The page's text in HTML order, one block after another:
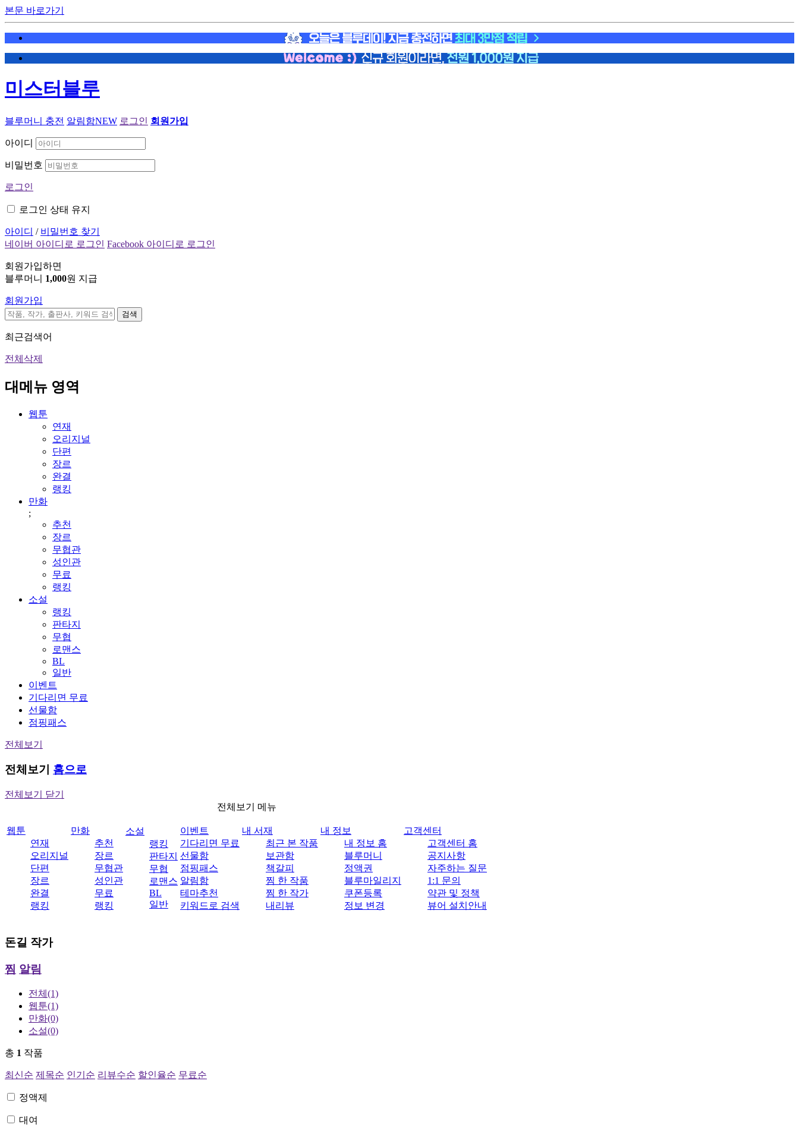
본문 바로가기
미스터블루
블루머니 충전 알림함NEW 로그인 회원가입
아이디
비밀번호
로그인
로그인 상태 유지
아이디 / 비밀번호 찾기
네이버 아이디로 로그인 Facebook 아이디로 로그인
회원가입하면
블루머니 1,000원 지급
회원가입
검색
최근검색어
전체삭제
대메뉴 영역
웹툰
연재
오리지널
단편
장르
완결
랭킹
만화
;
추천
장르
무협관
성인관
무료
랭킹
소설
랭킹
판타지
무협
로맨스
BL
일반
이벤트
기다리면 무료
선물함
점핑패스
전체보기
전체보기 홈으로
전체보기 닫기
전체보기 메뉴
웹툰
연재
오리지널
단편
장르
완결
랭킹
만화
추천
장르
무협관
성인관
무료
랭킹
소설
랭킹
판타지
무협
로맨스
BL
일반
이벤트
기다리면 무료
선물함
점핑패스
알림함
테마추천
키워드로 검색
내 서재
최근 본 작품
보관함
책갈피
찜 한 작품
찜 한 작가
내리뷰
내 정보
내 정보 홈
블루머니
정액권
블루마일리지
쿠폰등록
정보 변경
고객센터
고객센터 홈
공지사항
자주하는 질문
1:1 문의
약관 및 정책
뷰어 설치안내
돈길 작가
찜 알림
전체 (1)
웹툰(1)
만화(0)
소설(0)
총 1 작품
최신순 제목순 인기순 리뷰수순 할인율순 무료순
정액제
대여